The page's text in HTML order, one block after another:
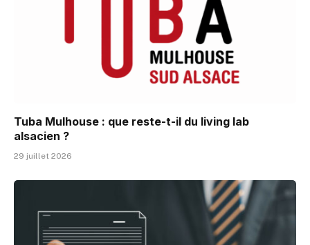
Tuba Mulhouse : que reste-t-il du living lab
alsacien ?
29 juillet 2026